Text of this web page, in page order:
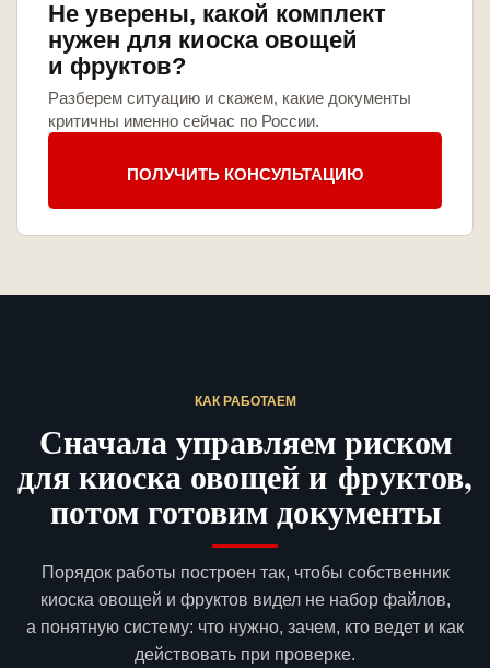
Не уверены, какой комплект
нужен для киоска овощей
и фруктов?
Разберем ситуацию и скажем, какие документы
критичны именно сейчас по России.
ПОЛУЧИТЬ КОНСУЛЬТАЦИЮ
КАК РАБОТАЕМ
Сначала управляем риском
для киоска овощей и фруктов,
потом готовим документы
Порядок работы построен так, чтобы собственник
киоска овощей и фруктов видел не набор файлов,
а понятную систему: что нужно, зачем, кто ведет и как
действовать при проверке.